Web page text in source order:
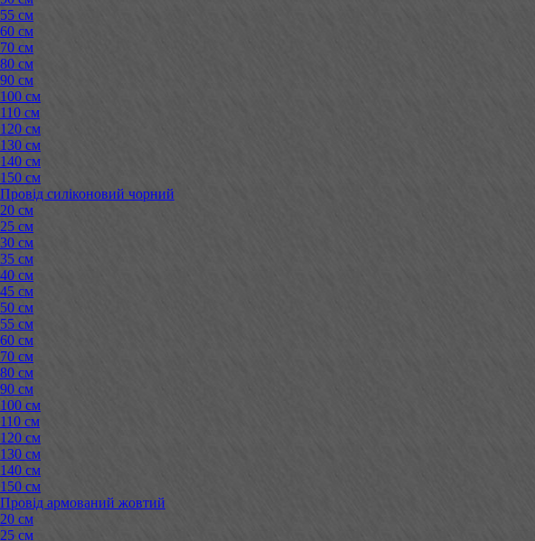
55 см
60 см
70 см
80 см
90 см
100 см
110 см
120 см
130 см
140 см
150 см
Провід силіконовий чорний
20 см
25 см
30 см
35 см
40 см
45 см
50 см
55 см
60 см
70 см
80 см
90 см
100 см
110 см
120 см
130 см
140 см
150 см
Провід армований жовтий
20 см
25 см